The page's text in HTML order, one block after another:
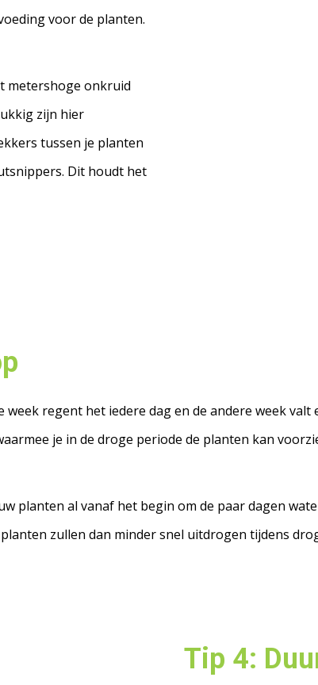
voor de planten.
metershoge onkruid
zijn hier
tussen je planten
Dit houdt het
regent het iedere dag en de andere week
je in de droge periode de planten kan
planten al vanaf het begin om de paar dagen
zullen dan minder snel uitdrogen tijdens
Tip 4: